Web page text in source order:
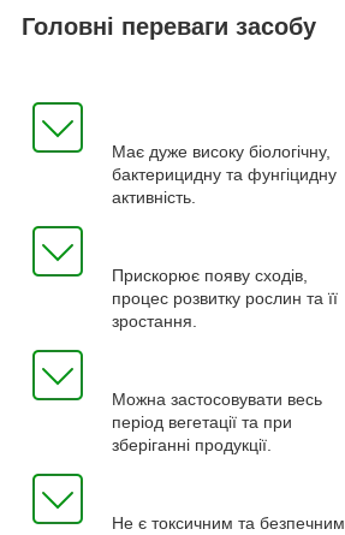
Головні переваги засобу
Має дуже високу біологічну,
бактерицидну та фунгіцидну
активність.
Прискорює появу сходів,
процес розвитку рослин та її
зростання.
Можна застосовувати весь
період вегетації та при
зберіганні продукції.
Не є токсичним та безпечним